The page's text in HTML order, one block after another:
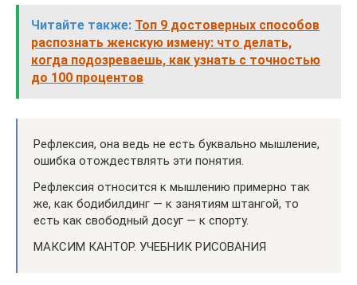
Читайте также: Топ 9 достоверных способов
распознать женскую измену: что делать,
когда подозреваешь, как узнать с точностью
до 100 процентов
Рефлексия, она ведь не есть буквально мышление,
ошибка отождествлять эти понятия.
Рефлексия относится к мышлению примерно так
же, как бодибилдинг — к занятиям штангой, то
есть как свободный досуг — к спорту.
МАКСИМ КАНТОР. УЧЕБНИК РИСОВАНИЯ